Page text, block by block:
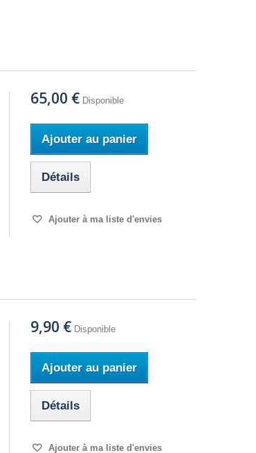
65,00 € Disponible
Ajouter au panier
Détails
Ajouter à ma liste d'envies
9,90 € Disponible
Ajouter au panier
Détails
Ajouter à ma liste d'envies